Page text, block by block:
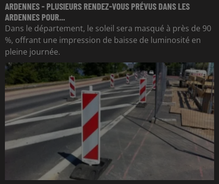
ARDENNES - PLUSIEURS RENDEZ-VOUS PRÉVUS DANS LES
ARDENNES POUR...
Dans le département, le soleil sera masqué à près de 90
%, offrant une impression de baisse de luminosité en
pleine journée.